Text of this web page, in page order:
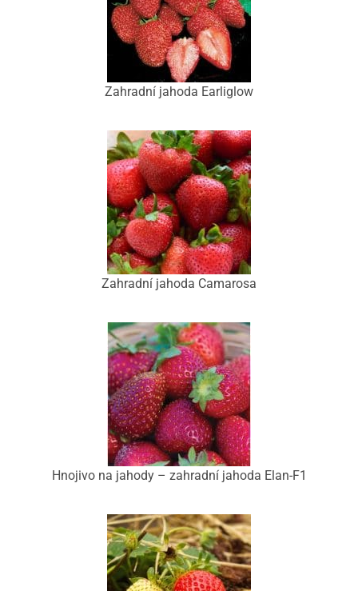
Zahradní jahoda Earliglow
Zahradní jahoda Camarosa
Hnojivo na jahody – zahradní jahoda Elan-F1